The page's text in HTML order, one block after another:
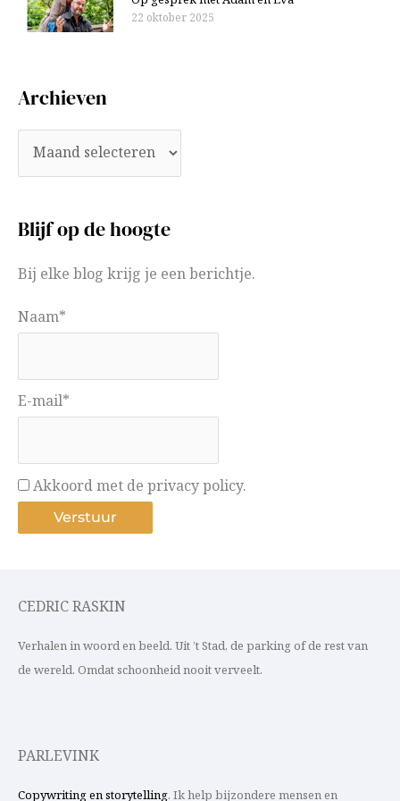
22 oktober 2025
Archieven
Blijf op de hoogte
Bij elke blog krijg je een berichtje.
Naam*
E-mail*
Akkoord met de privacy policy.
CEDRIC RASKIN
Verhalen in woord en beeld. Uit ’t Stad, de parking of de rest van
de wereld. Omdat schoonheid nooit verveelt.
PARLEVINK
Copywriting en storytelling. Ik help bijzondere mensen en